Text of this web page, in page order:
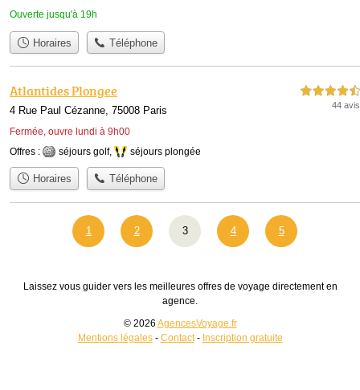
Ouverte jusqu'à 19h
Horaires Téléphone
Atlantides Plongee
4 Rue Paul Cézanne, 75008 Paris
Fermée, ouvre lundi à 9h00
4,5 étoiles sur 5
44 avis
Offres : séjours golf, séjours plongée
Horaires Téléphone
1 2 3 4 5
Laissez vous guider vers les meilleures offres de voyage directement en
agence.
© 2026 AgencesVoyage.fr
Mentions légales- Contact- Inscription gratuite